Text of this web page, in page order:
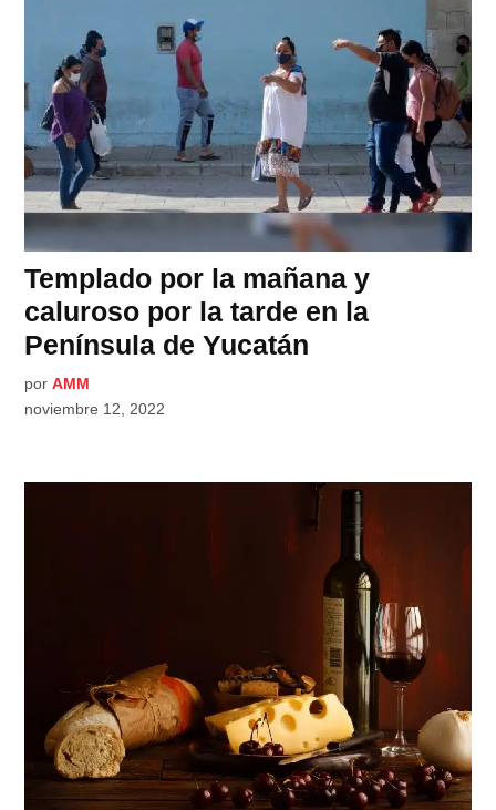
Templado por la mañana y
caluroso por la tarde en la
Península de Yucatán
por AMM
noviembre 12, 2022